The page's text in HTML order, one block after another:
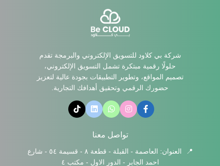
شركة بي كلاود للتسويق الإلكتروني والبرمجة تقدم
حلولًا رقمية مبتكرة تشمل التسويق الإلكتروني،
تصميم المواقع، وتطوير التطبيقات بجودة عالية لتعزيز
حضورك الرقمي وتحقيق أهدافك التجارية.
تواصل معنا
📍
العنوان: العاصمة - القبلة - قطعة ٨ - قسيمة ٥٤ - شارع
احمد الجابر - الدور الاول - مكتب ٤